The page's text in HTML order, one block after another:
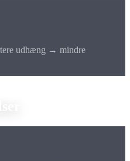
udhæng → mindre